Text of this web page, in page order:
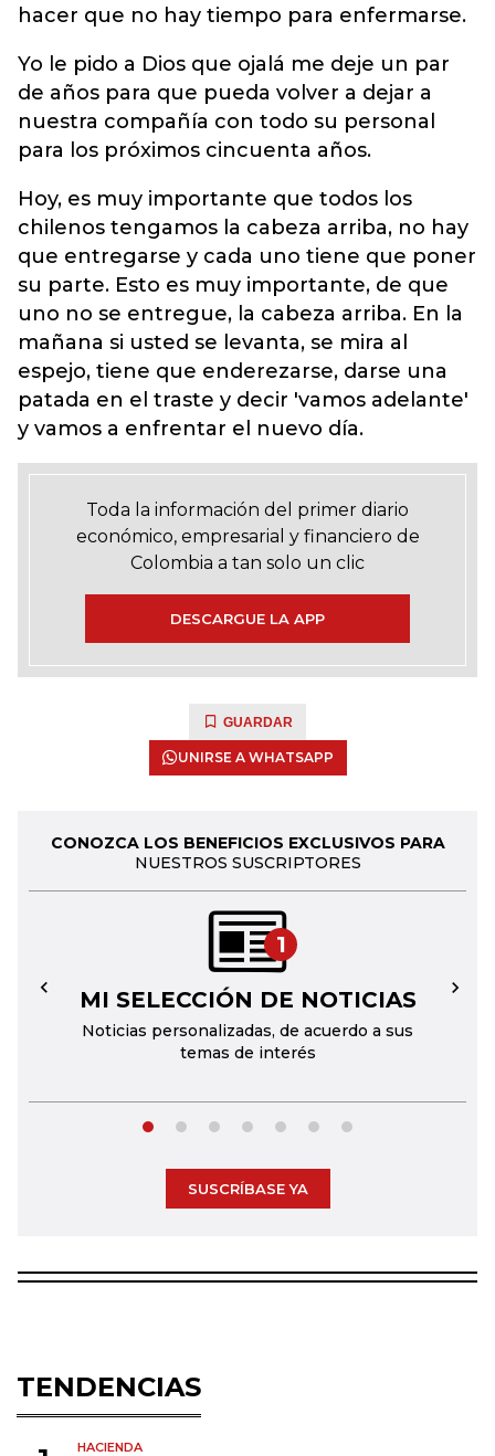
hacer que no hay tiempo para enfermarse.
Yo le pido a Dios que ojalá me deje un par
de años para que pueda volver a dejar a
nuestra compañía con todo su personal
para los próximos cincuenta años.
Hoy, es muy importante que todos los
chilenos tengamos la cabeza arriba, no hay
que entregarse y cada uno tiene que poner
su parte. Esto es muy importante, de que
uno no se entregue, la cabeza arriba. En la
mañana si usted se levanta, se mira al
espejo, tiene que enderezarse, darse una
patada en el traste y decir 'vamos adelante'
y vamos a enfrentar el nuevo día.
Toda la información del primer diario
económico, empresarial y financiero de
Colombia a tan solo un clic
DESCARGUE LA APP
GUARDAR
UNIRSE A WHATSAPP
CONOZCA LOS BENEFICIOS EXCLUSIVOS PARA
NUESTROS SUSCRIPTORES
1
MI SELECCIÓN DE NOTICIAS
Noticias personalizadas, de acuerdo a sus
temas de interés
← →
SUSCRÍBASE YA
TENDENCIAS
HACIENDA